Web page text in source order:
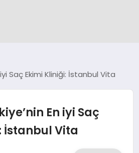
iyi Saç Ekimi Kliniği: İstanbul Vita
En iyi Saç
İstanbul Vita